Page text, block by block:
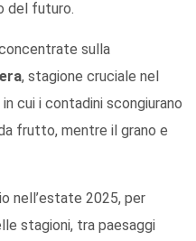
del futuro.
sulla
, stagione cruciale nel
cui i contadini scongiurano
frutto, mentre il grano e
nell’estate 2025, per
stagioni, tra paesaggi